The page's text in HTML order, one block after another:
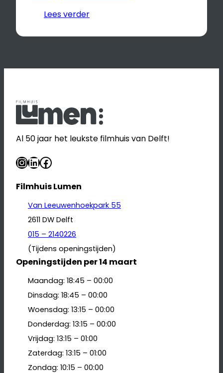
Lees verder
Al 50 jaar het leukste filmhuis van Delft!
InstagramLinkedIn Facebook
Filmhuis Lumen
Van Leeuwenhoekpark 55
2611 DW Delft
015 – 2140226
(Tijdens openingstijden)
Openingstijden per 14 maart
Maandag: 18:45 – 00:00
Dinsdag: 18:45 – 00:00
Woensdag: 13:15 – 00:00
Donderdag: 13:15 – 00:00
Vrijdag: 13:15 – 01:00
Zaterdag: 13:15 – 01:00
Zondag: 10:15 – 00:00